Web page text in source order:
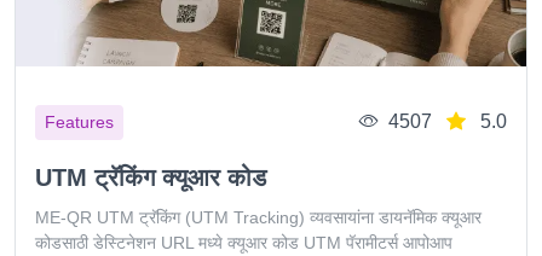
Features 4507 5.0
UTM ट्रॅकिंग क्यूआर कोड
ME-QR UTM ट्रॅकिंग (UTM Tracking) व्यवसायांना डायनॅमिक क्यूआर
कोडसाठी डेस्टिनेशन URL मध्ये क्यूआर कोड UTM पॅरामीटर्स आपोआप